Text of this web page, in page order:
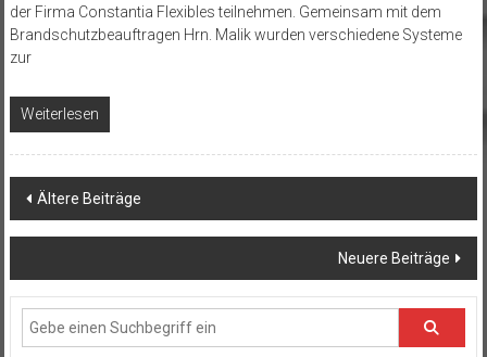
der Firma Constantia Flexibles teilnehmen. Gemeinsam mit dem
Brandschutzbeauftragen Hrn. Malik wurden verschiedene Systeme
zur
Weiterlesen
Beitragsnavigation
Ältere Beiträge
Neuere Beiträge